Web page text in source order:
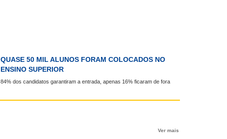
QUASE 50 MIL ALUNOS FORAM COLOCADOS NO
ENSINO SUPERIOR
84% dos candidatos garantiram a entrada, apenas 16% ficaram de fora
Ver mais